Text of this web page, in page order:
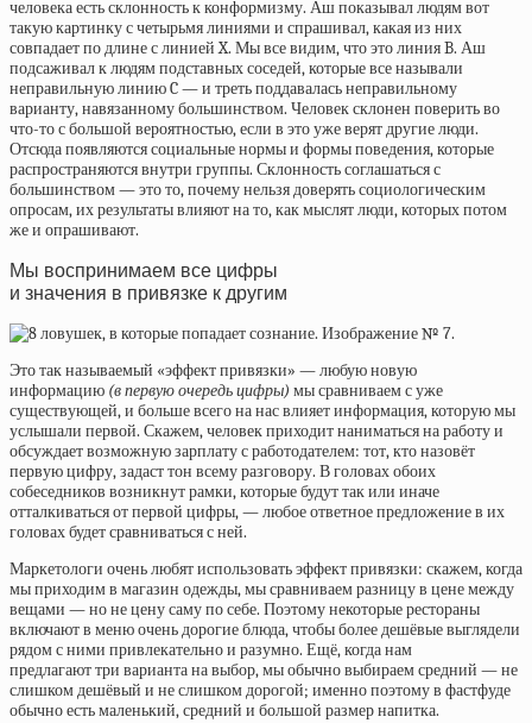
человека есть склонность к конформизму. Аш показывал людям вот
такую картинку с четырьмя линиями и спрашивал, какая из них
совпадает по длине с линией X. Мы все видим, что это линия B. Аш
подсаживал к людям подставных соседей, которые все называли
неправильную линию C — и треть поддавалась неправильному
варианту, навязанному большинством. Человек склонен поверить во
что-то с большой вероятностью, если в это уже верят другие люди.
Отсюда появляются социальные нормы и формы поведения, которые
распространяются внутри группы. Склонность соглашаться с
большинством — это то, почему нельзя доверять социологическим
опросам, их результаты влияют на то, как мыслят люди, которых потом
же и опрашивают.
Мы воспринимаем все цифры
и значения в привязке к другим
Это так называемый «эффект привязки» — любую новую
информацию (в первую очередь цифры) мы сравниваем с уже
существующей, и больше всего на нас влияет информация, которую мы
услышали первой. Скажем, человек приходит наниматься на работу и
обсуждает возможную зарплату с работодателем: тот, кто назовёт
первую цифру, задаст тон всему разговору. В головах обоих
собеседников возникнут рамки, которые будут так или иначе
отталкиваться от первой цифры, — любое ответное предложение в их
головах будет сравниваться с ней.
Маркетологи очень любят использовать эффект привязки: скажем, когда
мы приходим в магазин одежды, мы сравниваем разницу в цене между
вещами — но не цену саму по себе. Поэтому некоторые рестораны
включают в меню очень дорогие блюда, чтобы более дешёвые выглядели
рядом с ними привлекательно и разумно. Ещё, когда нам
предлагают три варианта на выбор, мы обычно выбираем средний — не
слишком дешёвый и не слишком дорогой; именно поэтому в фастфуде
обычно есть маленький, средний и большой размер напитка.